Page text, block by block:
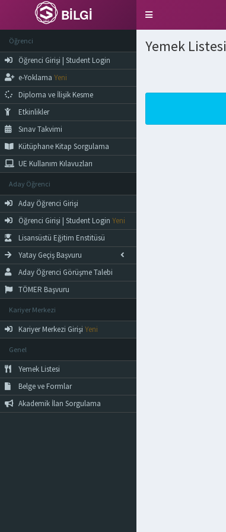
BİLGİ
Toggle
Öğrenci
Öğrenci Girişi | Student Login
e-Yoklama Yeni
Diploma ve İlişik Kesme
Etkinlikler
Sınav Takvimi
Kütüphane Kitap Sorgulama
UE Kullanım Kılavuzları
Aday Öğrenci
Aday Öğrenci Girişi
Öğrenci Girişi | Student Login Yeni
Lisansüstü Eğitim Enstitüsü
Yatay Geçiş Başvuru
Aday Öğrenci Görüşme Talebi
TÖMER Başvuru
Kariyer Merkezi
Kariyer Merkezi Girişi Yeni
Genel
Yemek Listesi
Belge ve Formlar
Akademik İlan Sorgulama
Yemek Listesi